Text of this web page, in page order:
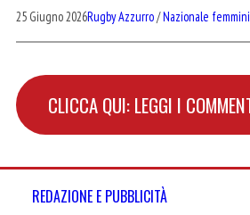
25 Giugno 2026Rugby Azzurro/Nazionale
CLICCA QUI: LEGGI I
REDAZIONE E PUBBLICITÀ